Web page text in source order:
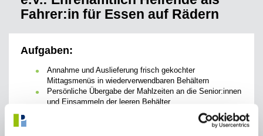
Fahrer:in für Essen auf Rädern
Aufgaben:
Annahme und Auslieferung frisch gekochter
Mittagsmenüs in wiederverwendbaren Behältern
Persönliche Übergabe der Mahlzeiten an die Senior:innen
und Einsammeln der leeren Behälter
Weitergabe wichtiger Informationen an das Team
Vor- und Nachbereitung der Lieferungen und Bestellungen